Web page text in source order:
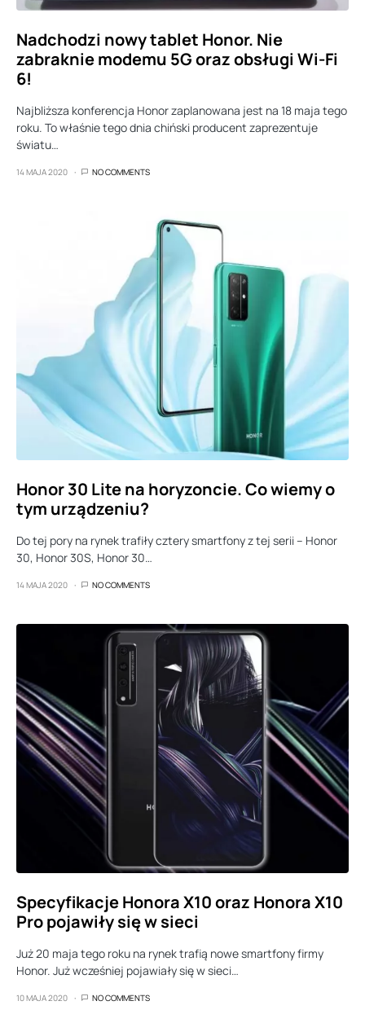
Nadchodzi nowy tablet Honor. Nie
zabraknie modemu 5G oraz obsługi Wi-Fi
6!
Najbliższa konferencja Honor zaplanowana jest na 18 maja tego
roku. To właśnie tego dnia chiński producent zaprezentuje
światu…
14 MAJA 2020 NO COMMENTS
Honor 30 Lite na horyzoncie. Co wiemy o
tym urządzeniu?
Do tej pory na rynek trafiły cztery smartfony z tej serii – Honor
30, Honor 30S, Honor 30…
14 MAJA 2020 NO COMMENTS
Specyfikacje Honora X10 oraz Honora X10
Pro pojawiły się w sieci
Już 20 maja tego roku na rynek trafią nowe smartfony firmy
Honor. Już wcześniej pojawiały się w sieci…
10 MAJA 2020 NO COMMENTS